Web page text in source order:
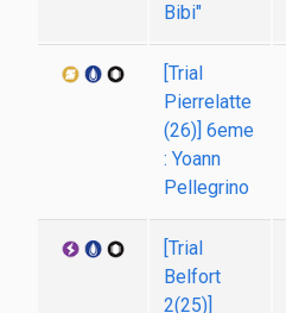
Bibi"
[Trial
Pierrelatte
(26)] 6eme
: Yoann
Pellegrino
[Trial
Belfort
2(25)]